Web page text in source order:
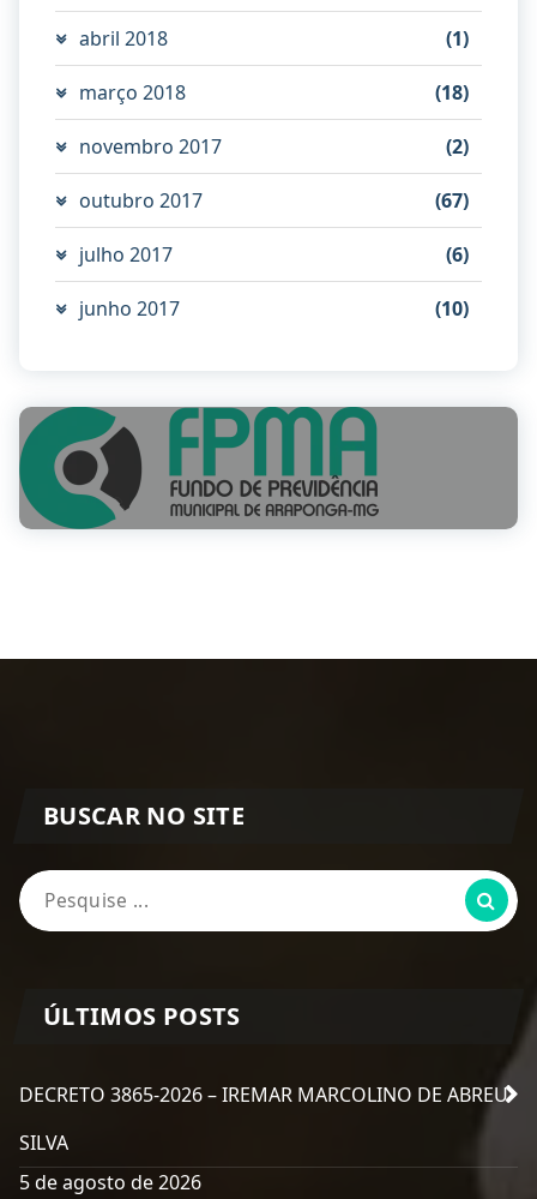
abril 2018 (1)
março 2018 (18)
novembro 2017 (2)
outubro 2017 (67)
julho 2017 (6)
junho 2017 (10)
BUSCAR NO SITE
Pesquisa
por:
ÚLTIMOS POSTS
DECRETO 3865-2026 – IREMAR MARCOLINO DE ABREU
SILVA
5 de agosto de 2026